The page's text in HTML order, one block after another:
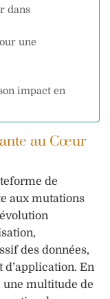
dans
une
impact en
au Cœur
de
aux mutations
des données,
En
multitude de